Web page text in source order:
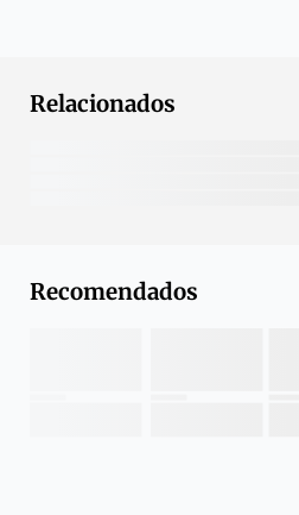
Relacionados
Recomendados